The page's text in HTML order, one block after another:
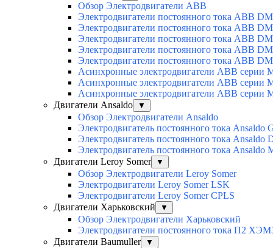
Обзор Электродвигатели ABB
Электродвигатели постоянного тока ABB
Электродвигатели постоянного тока ABB
Электродвигатели постоянного тока ABB
Электродвигатели постоянного тока ABB
Электродвигатели постоянного тока ABB
Асинхронные электродвигатели ABB серии
Асинхронные электродвигатели ABB серии
Асинхронные электродвигатели ABB серии
Двигатели Ansaldo
▼
Обзор Электродвигатели Ansaldo
Электродвигатель постоянного тока Ansaldo
Электродвигатель постоянного тока Ansaldo
Электродвигатель постоянного тока Ansaldo
Двигатели Leroy Somer
▼
Обзор Электродвигатели Leroy Somer
Электродвигатели Leroy Somer LSK
Электродвигатели Leroy Somer CPLS
Двигатели Харьковский
▼
Обзор Электродвигатели Харьковский
Электродвигатели постоянного тока П2
Двигатели Baumuller
▼